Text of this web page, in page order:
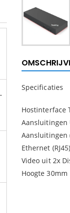
PLUS
Specificaties
Hostinterface
Aansluitingen
Aansluitingen
Ethernet
Video uit 2x
Hoogte 30mm